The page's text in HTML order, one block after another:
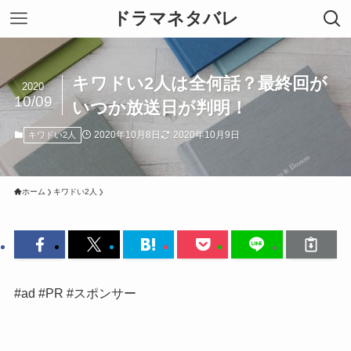
ドラマネタバレ
キワドい2人は全何話？最終回が
いつか放送日が判明！
2020
10/09
キワドい2人 2020年10月8日 2020年10月9日
ホーム キワドい2人
#ad #PR #スポンサー